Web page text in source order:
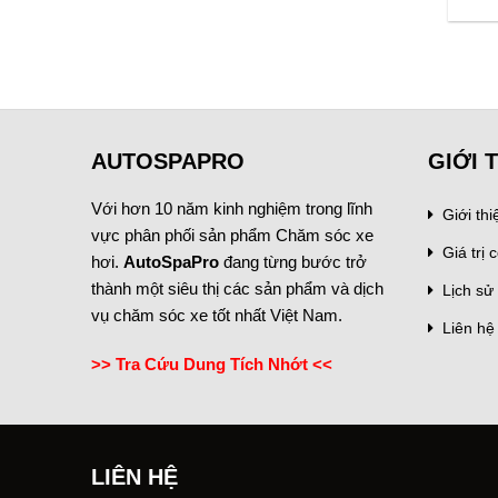
AUTOSPAPRO
Với hơn 10 năm kinh nghiệm trong lĩnh
vực phân phối sản phẩm Chăm sóc xe
hơi. AutoSpaPro đang từng bước trở
thành một siêu thị các sản phẩm và dịch
vụ chăm sóc xe tốt nhất Việt Nam.
>> Tra Cứu Dung Tích Nhớt <<
GIỚI
Giới
Giá trị
Lịch sử
Liên hệ
LIÊN HỆ